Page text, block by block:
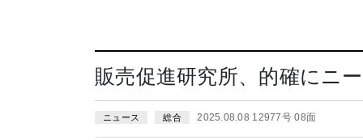
販売促進研究所、的確にニ
ニュース 総合 2025.08.08 12977号 08面